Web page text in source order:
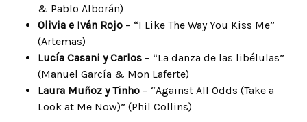
& Pablo Alborán)
Olivia e Iván Rojo – “I Like The Way You Kiss Me”
(Artemas)
Lucía Casani y Carlos – “La danza de las libélulas”
(Manuel García & Mon Laferte)
Laura Muñoz y Tinho – “Against All Odds (Take a
Look at Me Now)” (Phil Collins)